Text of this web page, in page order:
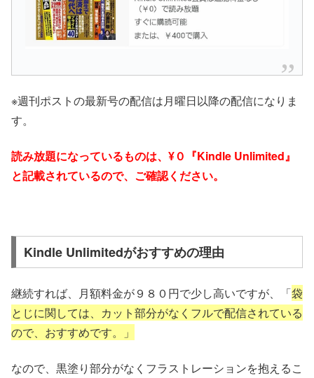
※週刊ポストの最新号の配信は月曜日以降の配信になりま
す。
読み放題になっているものは、¥０『Kindle Unlimited』
と記載されているので、ご確認ください。
Kindle Unlimitedがおすすめの理由
継続すれば、月額料金が９８０円で少し高いですが、「袋
とじに関しては、カット部分がなくフルで配信されている
ので、おすすめです。」
なので、黒塗り部分がなくフラストレーションを抱えるこ